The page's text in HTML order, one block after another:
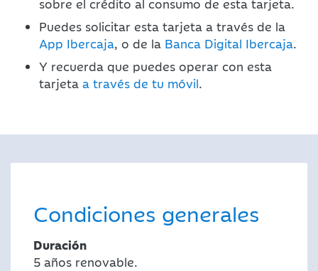
sobre el crédito al consumo de esta tarjeta.
Puedes solicitar esta tarjeta a través de la
App Ibercaja, o de la Banca Digital Ibercaja.
Y recuerda que puedes operar con esta
tarjeta a través de tu móvil.
Condiciones generales
Duración
5 años renovable.